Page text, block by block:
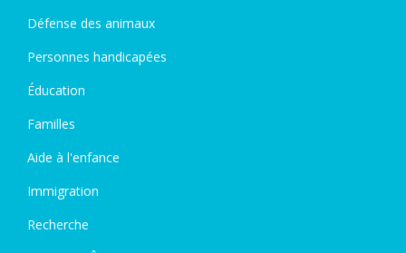
Défense des animaux
Personnes handicapées
Éducation
Familles
Aide à l'enfance
Immigration
Recherche